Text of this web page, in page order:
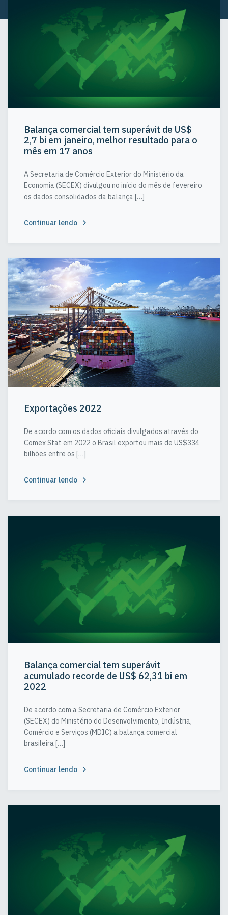
Balança comercial tem superávit de US$
2,7 bi em janeiro, melhor resultado para o
mês em 17 anos
A Secretaria de Comércio Exterior do Ministério da
Economia (SECEX) divulgou no início do mês de fevereiro
os dados consolidados da balança […]
Continuar lendo
Exportações 2022
De acordo com os dados oficiais divulgados através do
Comex Stat em 2022 o Brasil exportou mais de US$334
bilhões entre os […]
Continuar lendo
Balança comercial tem superávit
acumulado recorde de US$ 62,31 bi em
2022
De acordo com a Secretaria de Comércio Exterior
(SECEX) do Ministério do Desenvolvimento, Indústria,
Comércio e Serviços (MDIC) a balança comercial
brasileira […]
Continuar lendo